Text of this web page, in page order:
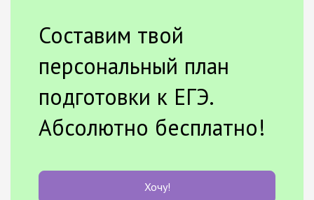
Составим твой
персональный план
подготовки к ЕГЭ.
Абсолютно бесплатно!
Хочу!